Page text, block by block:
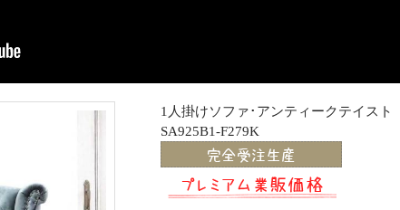
1人掛けソファ･アンティークテイスト
SA925B1-F279K